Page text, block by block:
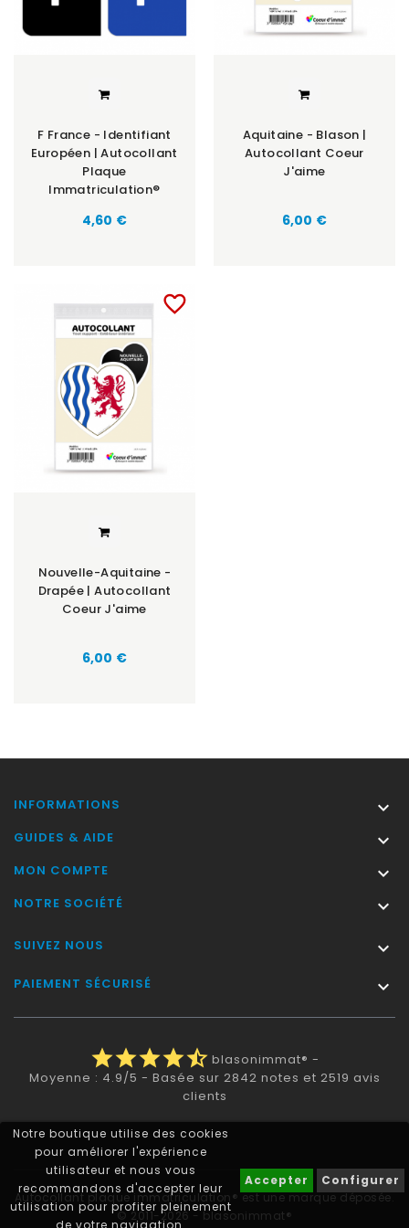
Notre boutique utilise des cookies
pour améliorer l'expérience
utilisateur et nous vous
recommandons d'accepter leur
utilisation pour profiter pleinement
de votre navigation.
Accepter Configurer
F France - Identifiant
Européen | Autocollant
Plaque
Immatriculation®
Prix
4,60 €
Aquitaine - Blason |
Autocollant Coeur
J'aime
Prix
6,00 €
favorite_border
Nouvelle-Aquitaine -
Drapée | Autocollant
Coeur J'aime
Prix
6,00 €
INFORMATIONS 
GUIDES & AIDE 
MON COMPTE 
NOTRE SOCIÉTÉ 
SUIVEZ NOUS 
PAIEMENT SÉCURISÉ 
starstarstarstarstar_half blasonimmat® -
Moyenne : 4.9/5 - Basée sur 2842 notes et 2519 avis
clients
Autocollant plaque immatriculation® est une marque déposée.
© 2011-2026 - blasonimmat®